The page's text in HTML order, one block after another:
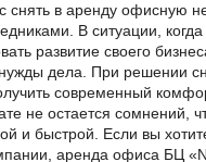
снять в аренду офисную
В ситуации,
развитие своего
дела. При решении
современный
не остается сомнений,
и быстрой. Если вы
аренда офиса БЦ